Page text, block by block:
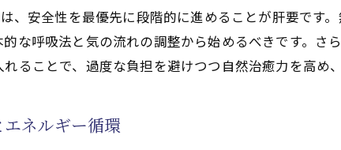
気功治療や療法)の実践ステップ
自然治癒力を高める基本の流れを解説
クンダリニー覚醒を安全に導くための段階的ステップ
療(天啓気功治療や療法)の実践例
、安全性を最優先に段階的に進めることが肝要です
な呼吸法と気の流れの調整から始めるべきです。さ
ることで、過度な負担を避けつつ自然治癒力を高め
ネルギー循環